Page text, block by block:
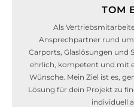
TOM
Als
Ansprechpartner rund um
Carports, Glaslösungen und
ehrlich, kompetent und mit
Wünsche. Mein Ziel ist es,
Lösung für dein Projekt zu
individuell